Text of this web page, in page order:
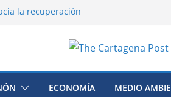
la recuperación
y su región finalmente
ECONOMÍA MEDIO